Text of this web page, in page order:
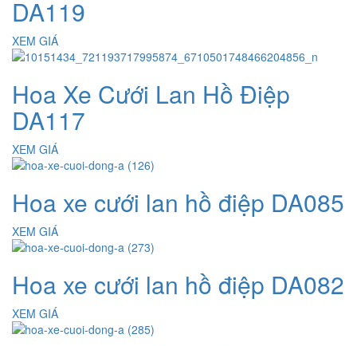
DA119
XEM GIÁ
Hoa Xe Cưới Lan Hồ Điệp
DA117
XEM GIÁ
Hoa xe cưới lan hồ điệp DA085
XEM GIÁ
Hoa xe cưới lan hồ điệp DA082
XEM GIÁ